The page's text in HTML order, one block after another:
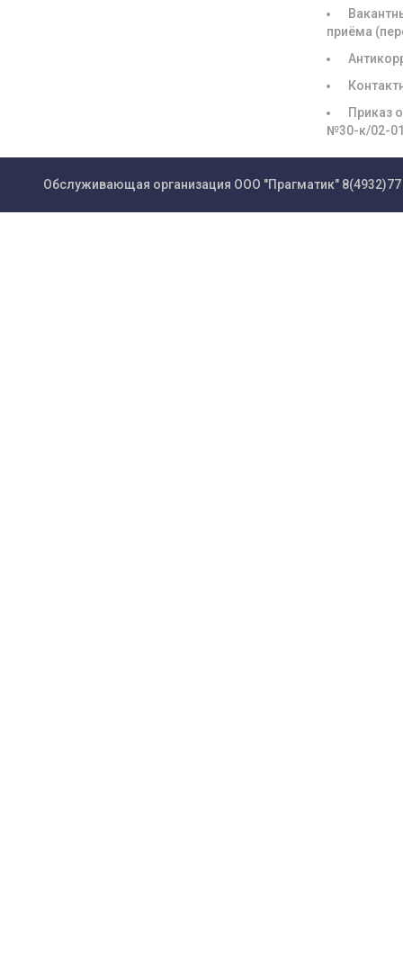
приёма
Приказ
№30-к/02-
Обслуживающая организация ООО "Прагматик"8(4932)77